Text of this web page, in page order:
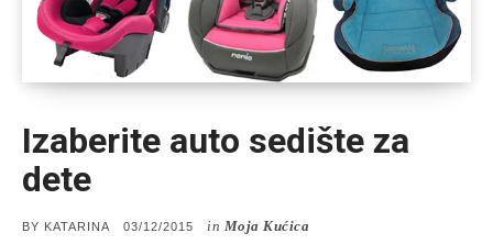
Izaberite auto sedište za
dete
BY KATARINA
POSTED
03/12/2015 in Moja Kućica